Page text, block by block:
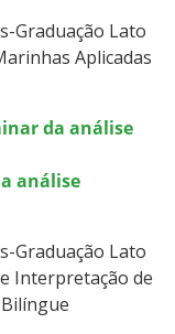
Graduação Lato
Aplicadas
da análise
análise
Graduação Lato
Interpretação de